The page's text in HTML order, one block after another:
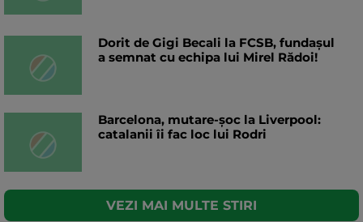
Dorit de Gigi Becali la FCSB, fundașul
a semnat cu echipa lui Mirel Rădoi!
Barcelona, mutare-șoc la Liverpool:
catalanii îi fac loc lui Rodri
VEZI MAI MULTE STIRI